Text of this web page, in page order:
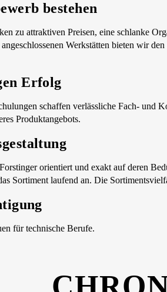
bestehen
zu attraktiven Preisen, eine schlanke
Werkstätten bieten wir
Erfolg
schaffen verlässliche Fach- und
Produktangebots.
orientiert und exakt auf deren
Sortiment laufend an. Die
für technische Berufe.